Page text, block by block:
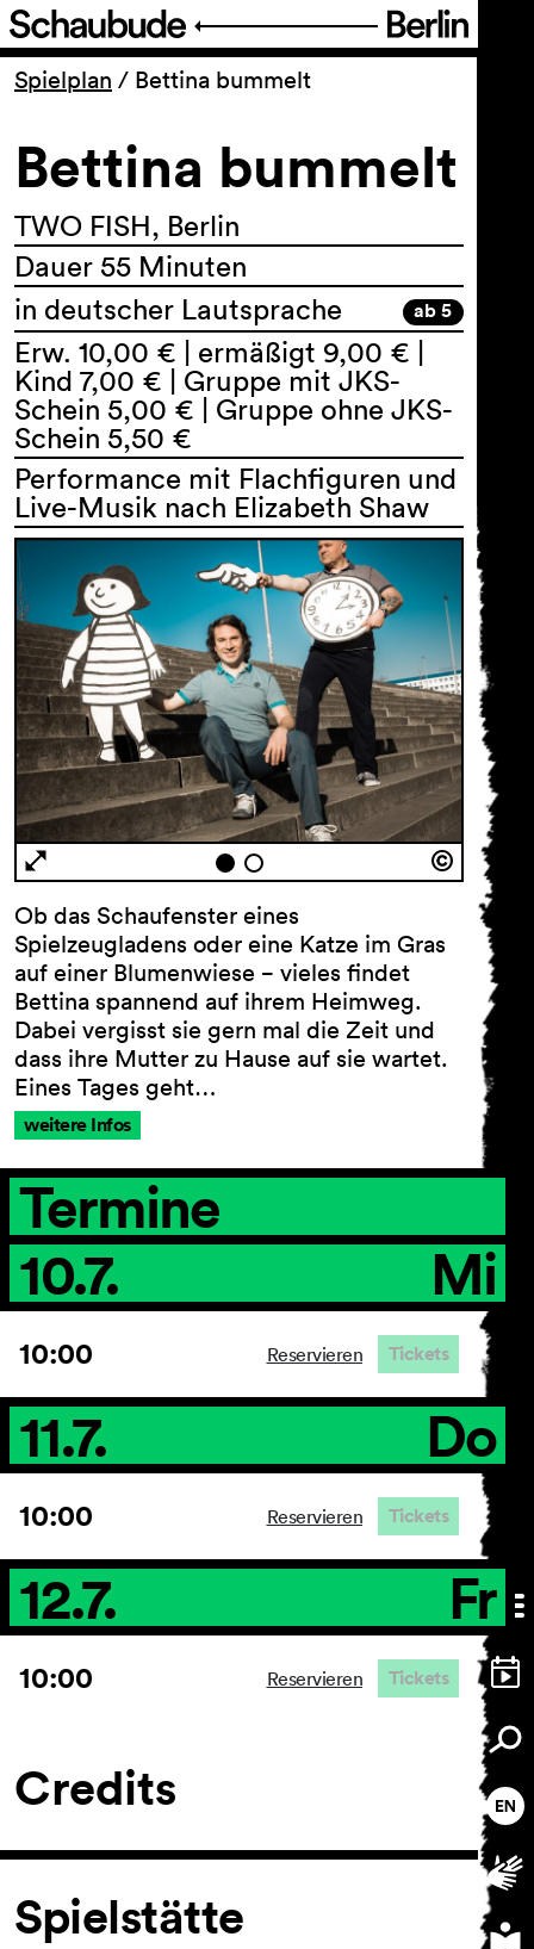
Programm
Ticket
Barrierefreiheit
Über uns
AGB
Impressum
Datenschutz
Barrierefreiheitserklärung
Spielplan / Bettina bummelt
Bettina bummelt
TWO FISH, Berlin
Dauer 55 Minuten
in deutscher Lautsprache
ab 5
Erw. 10,00 € | ermäßigt 9,00 € |
Kind 7,00 € | Gruppe mit JKS-
Schein 5,00 € | Gruppe ohne JKS-
Schein 5,50 €
Performance mit Flachfiguren und
Live-Musik nach Elizabeth Shaw
Ob das Schaufenster eines
Spielzeugladens oder eine Katze im Gras
auf einer Blumenwiese − vieles findet
Bettina spannend auf ihrem Heimweg.
Dabei vergisst sie gern mal die Zeit und
dass ihre Mutter zu Hause auf sie wartet.
Eines Tages geht…
weitere Infos
Termine
10.7.
Mi
10:00 Reservieren Tickets
11.7. Do
10:00 Reservieren Tickets
12.7. Fr
10:00 Reservieren Tickets
Credits
Spielstätte